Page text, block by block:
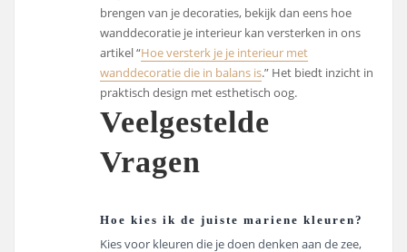
brengen van je decoraties, bekijk dan eens hoe
wanddecoratie je interieur kan versterken in ons
artikel “Hoe versterk je je interieur met
wanddecoratie die in balans is.” Het biedt inzicht in
praktisch design met esthetisch oog.
Veelgestelde
Vragen
Hoe kies ik de juiste mariene kleuren?
Kies voor kleuren die je doen denken aan de zee,